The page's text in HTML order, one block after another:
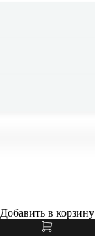
Добавить в корзину